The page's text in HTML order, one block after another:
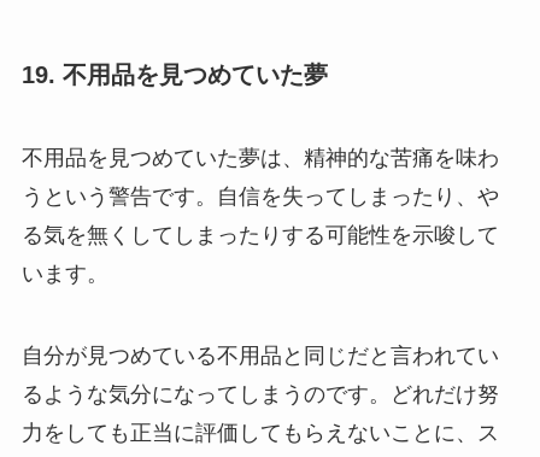
19. 不用品を見つめていた夢
不用品を見つめていた夢は、精神的な苦痛を味わ
うという警告です。自信を失ってしまったり、や
る気を無くしてしまったりする可能性を示唆して
います。
自分が見つめている不用品と同じだと言われてい
るような気分になってしまうのです。どれだけ努
力をしても正当に評価してもらえないことに、ス